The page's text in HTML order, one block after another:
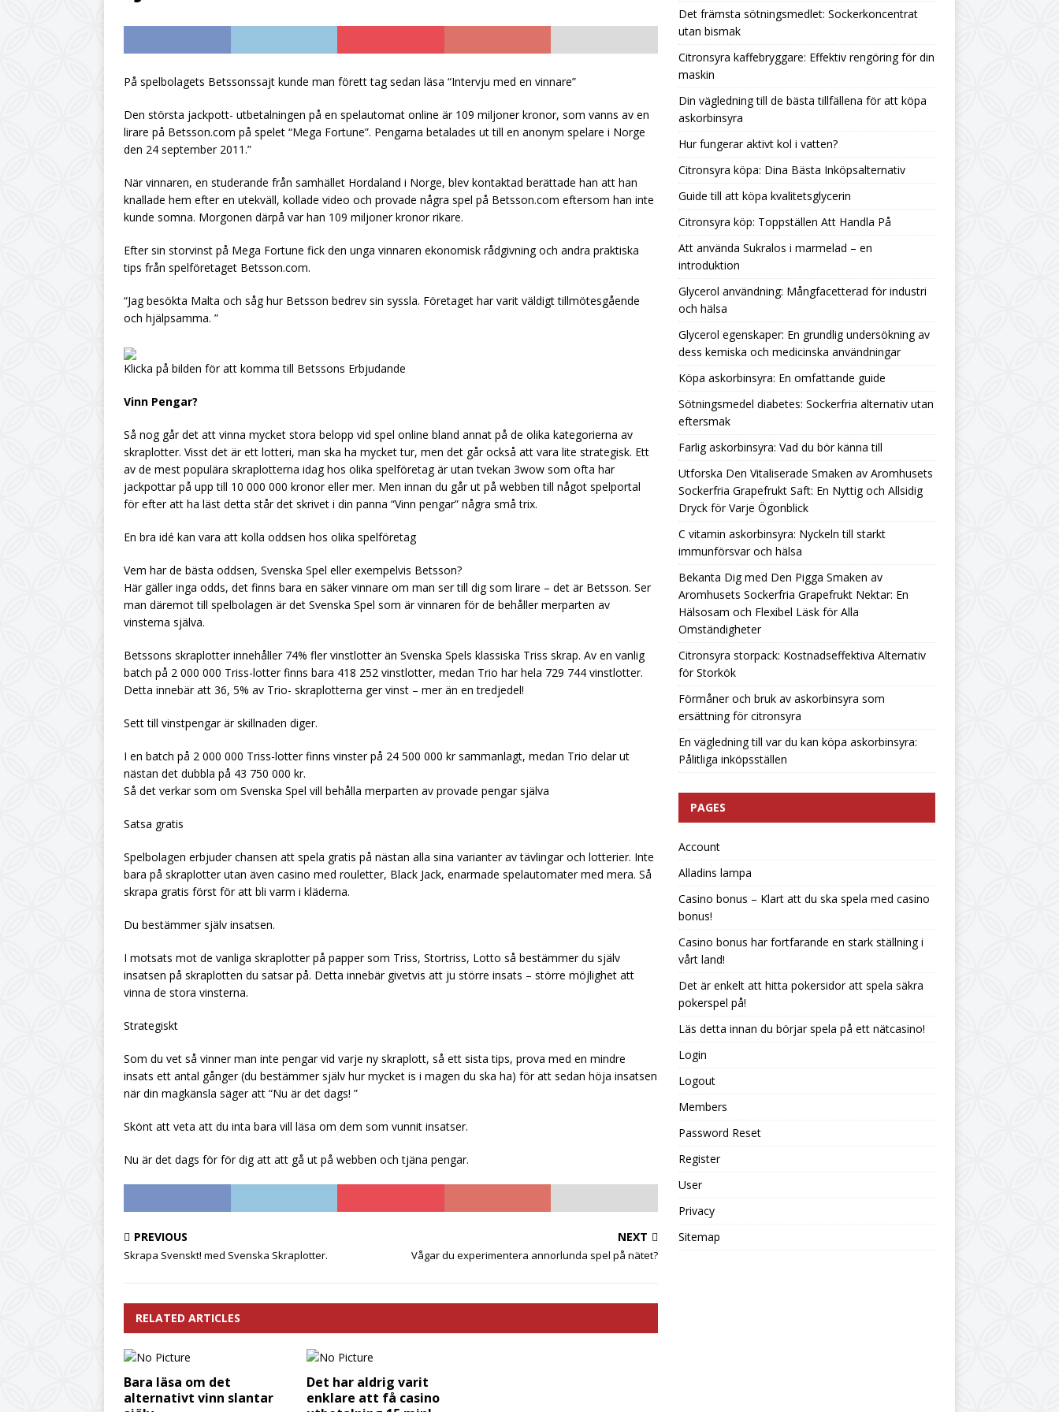
UNCATEGORIZED
UNCATEGORIZED
UNCATEGORIZED
På spelbolagets Betssonssajt kunde man förett tag sedan läsa “Intervju med en vinnare”
Den största jackpott- utbetalningen på en spelautomat online är 109 miljoner kronor, som vanns av en
lirare på Betsson.com på spelet “Mega Fortune”. Pengarna betalades ut till en anonym spelare i Norge
den 24 september 2011.”
När vinnaren, en studerande från samhället Hordaland i Norge, blev kontaktad berättade han att han
knallade hem efter en utekväll, kollade video och provade några spel på Betsson.com eftersom han inte
kunde somna. Morgonen därpå var han 109 miljoner kronor rikare.
Efter sin storvinst på Mega Fortune fick den unga vinnaren ekonomisk rådgivning och andra praktiska
tips från spelföretaget Betsson.com.
“Jag besökta Malta och såg hur Betsson bedrev sin syssla. Företaget har varit väldigt tillmötesgående
och hjälpsamma. ”
Klicka på bilden för att komma till Betssons Erbjudande
Vinn Pengar?
Så nog går det att vinna mycket stora belopp vid spel online bland annat på de olika kategorierna av
skraplotter. Visst det är ett lotteri, man ska ha mycket tur, men det går också att vara lite strategisk. Ett
av de mest populära skraplotterna idag hos olika spelföretag är utan tvekan 3wow som ofta har
jackpottar på upp till 10 000 000 kronor eller mer. Men innan du går ut på webben till något spelportal
för efter att ha läst detta står det skrivet i din panna “Vinn pengar” några små trix.
En bra idé kan vara att kolla oddsen hos olika spelföretag
Vem har de bästa oddsen, Svenska Spel eller exempelvis Betsson?
Här gäller inga odds, det finns bara en säker vinnare om man ser till dig som lirare – det är Betsson. Ser
man däremot till spelbolagen är det Svenska Spel som är vinnaren för de behåller merparten av
vinsterna själva.
Betssons skraplotter innehåller 74% fler vinstlotter än Svenska Spels klassiska Triss skrap. Av en vanlig
batch på 2 000 000 Triss-lotter finns bara 418 252 vinstlotter, medan Trio har hela 729 744 vinstlotter.
Detta innebär att 36, 5% av Trio- skraplotterna ger vinst – mer än en tredjedel!
Sett till vinstpengar är skillnaden diger.
I en batch på 2 000 000 Triss-lotter finns vinster på 24 500 000 kr sammanlagt, medan Trio delar ut
nästan det dubbla på 43 750 000 kr.
Så det verkar som om Svenska Spel vill behålla merparten av provade pengar själva
Satsa gratis
Spelbolagen erbjuder chansen att spela gratis på nästan alla sina varianter av tävlingar och lotterier. Inte
bara på skraplotter utan även casino med rouletter, Black Jack, enarmade spelautomater med mera. Så
skrapa gratis först för att bli varm i kläderna.
Du bestämmer själv insatsen.
I motsats mot de vanliga skraplotter på papper som Triss, Stortriss, Lotto så bestämmer du själv
insatsen på skraplotten du satsar på. Detta innebär givetvis att ju större insats – större möjlighet att
vinna de stora vinsterna.
Strategiskt
Som du vet så vinner man inte pengar vid varje ny skraplott, så ett sista tips, prova med en mindre
insats ett antal gånger (du bestämmer själv hur mycket is i magen du ska ha) för att sedan höja insatsen
när din magkänsla säger att “Nu är det dags! ”
Skönt att veta att du inta bara vill läsa om dem som vunnit insatser.
Nu är det dags för för dig att att gå ut på webben och tjäna pengar.
PREVIOUS
Skrapa Svenskt! med Svenska Skraplotter.
NEXT
Vågar du experimentera annorlunda spel på nätet?
RELATED ARTICLES
Bara läsa om det
alternativt vinn slantar
Det har aldrig varit
enklare att få casino
Det främsta sötningsmedlet: Sockerkoncentrat
utan bismak
Citronsyra kaffebryggare: Effektiv rengöring för din
maskin
Din vägledning till de bästa tillfällena för att köpa
askorbinsyra
Hur fungerar aktivt kol i vatten?
Citronsyra köpa: Dina Bästa Inköpsalternativ
Guide till att köpa kvalitetsglycerin
Citronsyra köp: Toppställen Att Handla På
Att använda Sukralos i marmelad – en
introduktion
Glycerol användning: Mångfacetterad för industri
och hälsa
Glycerol egenskaper: En grundlig undersökning av
dess kemiska och medicinska användningar
Köpa askorbinsyra: En omfattande guide
Sötningsmedel diabetes: Sockerfria alternativ utan
eftersmak
Farlig askorbinsyra: Vad du bör känna till
Utforska Den Vitaliserade Smaken av Aromhusets
Sockerfria Grapefrukt Saft: En Nyttig och Allsidig
Dryck för Varje Ögonblick
C vitamin askorbinsyra: Nyckeln till starkt
immunförsvar och hälsa
Bekanta Dig med Den Pigga Smaken av
Aromhusets Sockerfria Grapefrukt Nektar: En
Hälsosam och Flexibel Läsk för Alla
Omständigheter
Citronsyra storpack: Kostnadseffektiva Alternativ
för Storkök
Förmåner och bruk av askorbinsyra som
ersättning för citronsyra
En vägledning till var du kan köpa askorbinsyra:
Pålitliga inköpsställen
PAGES
Account
Alladins lampa
Casino bonus – Klart att du ska spela med casino
bonus!
Casino bonus har fortfarande en stark ställning i
vårt land!
Det är enkelt att hitta pokersidor att spela säkra
pokerspel på!
Läs detta innan du börjar spela på ett nätcasino!
Login
Logout
Members
Password Reset
Register
User
Privacy
Sitemap